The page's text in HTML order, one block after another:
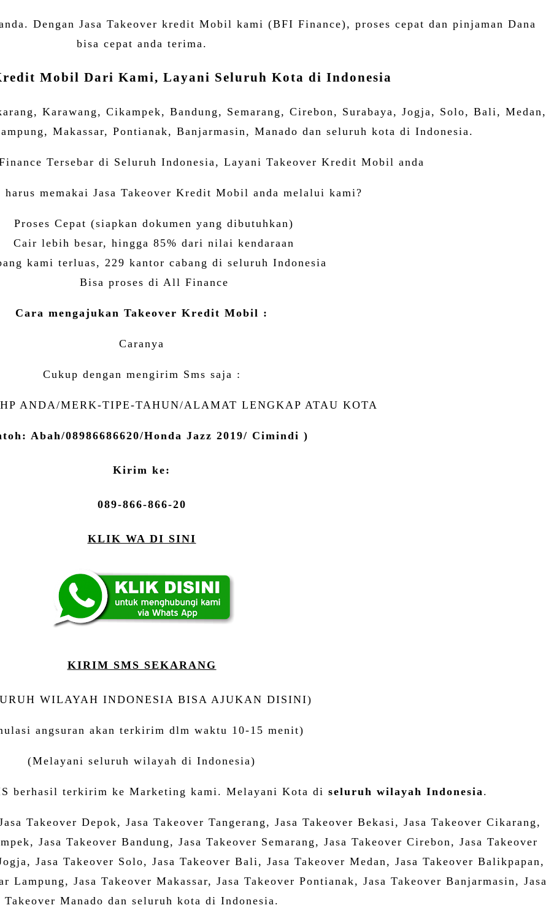
Dengan Jasa Takeover kredit Mobil kami (BFI Finance), proses cepat dan pinjaman Dana
bisa cepat anda terima.
Mobil Dari Kami, Layani Seluruh Kota di Indonesia
Karawang, Cikampek, Bandung, Semarang, Cirebon, Surabaya, Jogja, Solo, Bali, Medan,
Makassar, Pontianak, Banjarmasin, Manado dan seluruh kota di Indonesia.
Tersebar di Seluruh Indonesia, Layani Takeover Kredit Mobil anda
harus memakai Jasa Takeover Kredit Mobil anda melalui kami?
Proses Cepat (siapkan dokumen yang dibutuhkan)
Cair lebih besar, hingga 85% dari nilai kendaraan
kami terluas, 229 kantor cabang di seluruh Indonesia
Bisa proses di All Finance
Cara mengajukan Takeover Kredit Mobil :
Caranya
Cukup dengan mengirim Sms saja :
ANDA/MERK-TIPE-TAHUN/ALAMAT LENGKAP ATAU KOTA
Abah/08986686620/Honda Jazz 2019/ Cimindi )
Kirim ke:
089-866-866-20
KLIK WA DI SINI
KIRIM SMS SEKARANG
WILAYAH INDONESIA BISA AJUKAN DISINI)
angsuran akan terkirim dlm waktu 10-15 menit)
(Melayani seluruh wilayah di Indonesia)
berhasil terkirim ke Marketing kami. Melayani Kota di seluruh wilayah Indonesia .
Takeover Depok, Jasa Takeover Tangerang, Jasa Takeover Bekasi, Jasa Takeover Cikarang,
Jasa Takeover Bandung, Jasa Takeover Semarang, Jasa Takeover Cirebon, Jasa Takeover
Jasa Takeover Solo, Jasa Takeover Bali, Jasa Takeover Medan, Jasa Takeover Balikpapan,
Lampung, Jasa Takeover Makassar, Jasa Takeover Pontianak, Jasa Takeover Banjarmasin, Jasa
Takeover Manado dan seluruh kota di Indonesia.